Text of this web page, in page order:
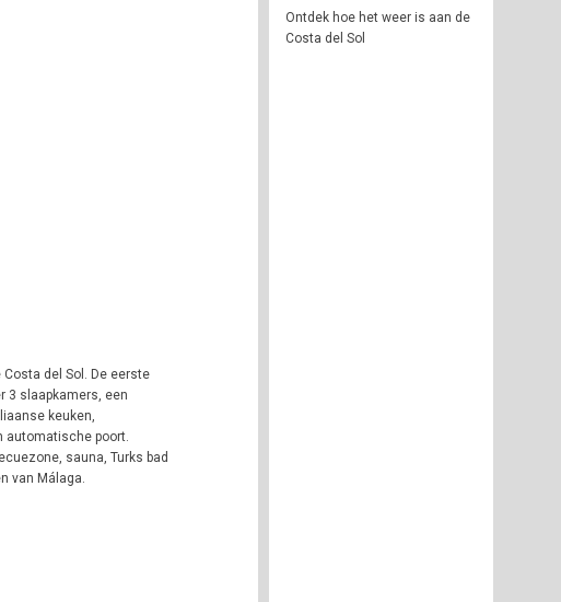
del Sol. De eerste
3 slaapkamers, een
keuken,
automatische poort.
sauna, Turks bad
van Málaga.
Ontdek hoe het weer is aan de
Costa del Sol